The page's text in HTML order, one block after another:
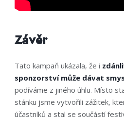
Závěr
Tato kampaň ukázala, že i
sponzorství může dávat
podíváme z jiného úhlu. Místo
stánku jsme vytvořili zážitek,
účastníků a stal se součástí